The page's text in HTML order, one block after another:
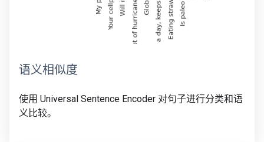
语义相似度
使用 Universal Sentence Encoder 对句子进行分类和语
义比较。